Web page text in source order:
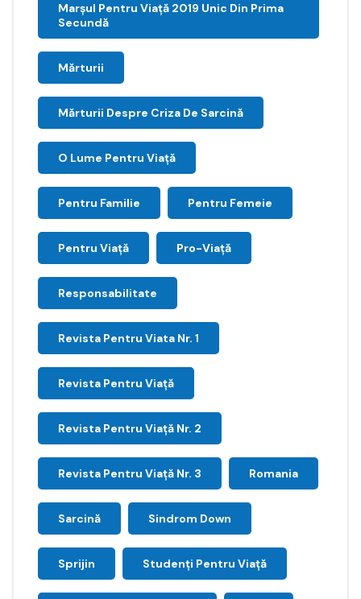
Marșul Pentru Viață 2019 Unic Din Prima
Secundă
Mărturii
Mărturii Despre Criza De Sarcină
O Lume Pentru Viață
Pentru Familie Pentru Femeie
Pentru Viață Pro-Viață
Responsabilitate
Revista Pentru Viata Nr. 1
Revista Pentru Viață
Revista Pentru Viață Nr. 2
Revista Pentru Viață Nr. 3 Romania
Sarcină Sindrom Down
Sprijin Studenți Pentru Viață